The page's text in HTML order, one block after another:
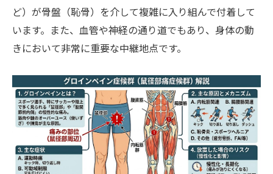
ど）が骨盤（恥骨）を介して複雑に入り組んで付着して
います。また、血管や神経の通り道でもあり、身体の動
きにおいて非常に重要な中継地点です。